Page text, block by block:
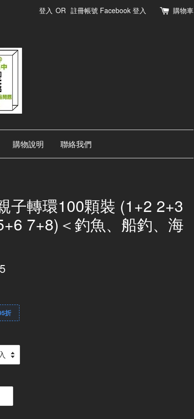
登入 OR 註冊帳號 Facebook 登入 購物車
購物說明 聯絡我們
子轉環100顆裝 (1+2 2+3
7+8)＜釣魚、船釣、海
折